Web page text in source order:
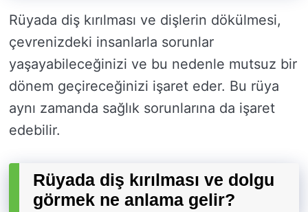
Rüyada diş kırılması ve dişlerin dökülmesi,
çevrenizdeki insanlarla sorunlar
yaşayabileceğinizi ve bu nedenle mutsuz bir
dönem geçireceğinizi işaret eder. Bu rüya
aynı zamanda sağlık sorunlarına da işaret
edebilir.
Rüyada diş kırılması ve dolgu
görmek ne anlama gelir?